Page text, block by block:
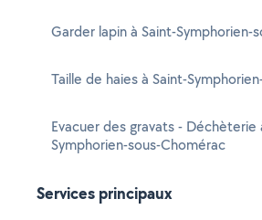
Garder lapin à Saint-Symphorien-
Taille de haies à Saint-
Evacuer des gravats - Déchèterie
Symphorien-sous-Chomérac
Services principaux